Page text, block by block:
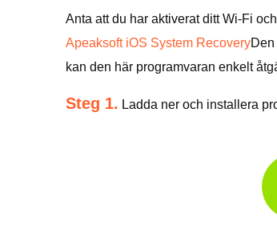
Anta att du har aktiverat ditt Wi-Fi
Apeaksoft iOS System Recovery
kan den här programvaran enkelt
Steg 1. Ladda ner och installera